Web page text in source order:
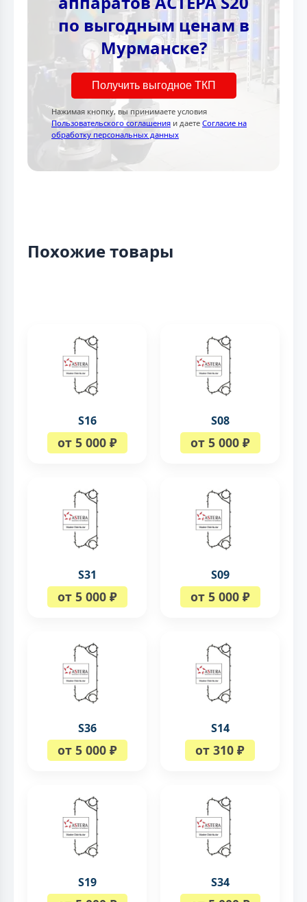
по выгодным ценам в
Мурманске?
Получить выгодное ТКП
Нажимая кнопку, вы принимаете условия
Пользовательского соглашения и даете Согласие на
обработку персональных данных
Похожие товары
S16
от 5 000 ₽
S08
от 5 000 ₽
S31
от 5 000 ₽
S09
от 5 000 ₽
S36
от 5 000 ₽
S14
от 310 ₽
S19 S34